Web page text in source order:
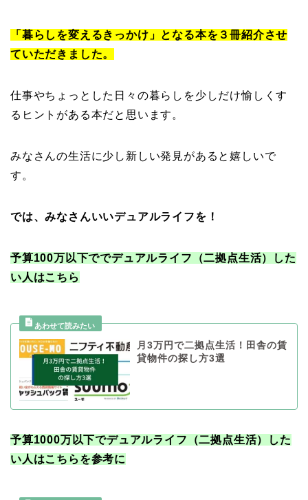
「暮らしを変えるきっかけ」となる本を３冊紹介させ
ていただきました。
仕事やちょっとした日々の暮らしを少しだけ愉しくす
るヒントがある本だと思います。
みなさんの生活に少し新しい発見があると嬉しいで
す。
では、みなさんいいデュアルライフを！
予算100万以下ででデュアルライフ（二拠点生活）した
い人はこちら
月3万円で二拠点生活！田舎の賃
貸物件の探し方3選
予算1000万以下でデュアルライフ（二拠点生活）した
い人はこちらを参考に